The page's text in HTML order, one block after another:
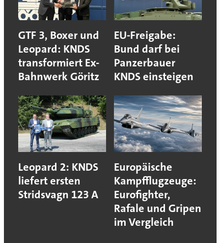
GTF 3, Boxer und
Leopard: KNDS
transformiert Ex-
Bahnwerk Göritz
EU-Freigabe:
Bund darf bei
Panzerbauer
KNDS einsteigen
Leopard 2: KNDS
liefert ersten
Stridsvagn 123 A
Europäische
Kampfflugzeuge:
Eurofighter,
Rafale und Gripen
im Vergleich